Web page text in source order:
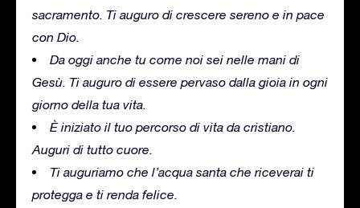
sacramento. Ti auguro di crescere sereno e in pace
con Dio.
Da oggi anche tu come noi sei nelle mani di
Gesù. Ti auguro di essere pervaso dalla gioia in ogni
giorno della tua vita.
È iniziato il tuo percorso di vita da cristiano.
Auguri di tutto cuore.
Ti auguriamo che l’acqua santa che riceverai ti
protegga e ti renda felice.